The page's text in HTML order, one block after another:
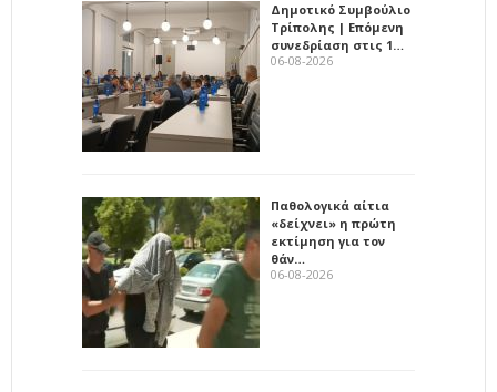
Δημοτικό Συμβούλιο
Τρίπολης | Επόμενη
συνεδρίαση στις 1…
06-08-2026
Παθολογικά αίτια
«δείχνει» η πρώτη
εκτίμηση για τον
θάν…
06-08-2026